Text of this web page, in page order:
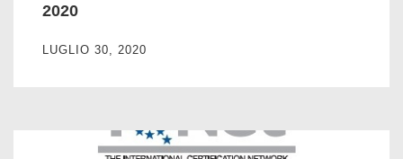
2020
LUGLIO 30, 2020